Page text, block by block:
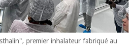
premier inhalateur fabriqué au